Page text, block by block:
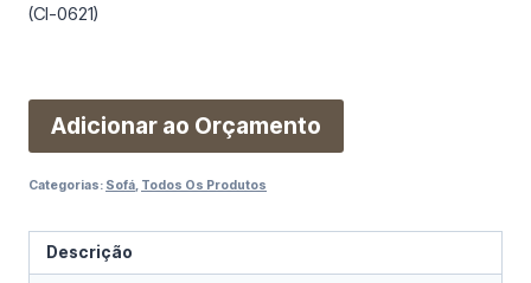
(Cl-0621)
Adicionar ao Orçamento
Categorias: Sofá, Todos Os Produtos
Descrição